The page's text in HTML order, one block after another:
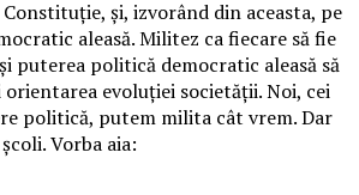
și, izvorând din aceasta, pe
aleasă. Militez ca fiecare să fie
puterea politică democratic aleasă să
evoluției societății. Noi, cei
politică, putem milita cât vrem. Dar
Vorba aia: